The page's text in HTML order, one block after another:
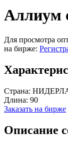
Аллиум
Для просмотра
на бирже:
Страна:
Длина: 90
Заказать на бирже
Описание